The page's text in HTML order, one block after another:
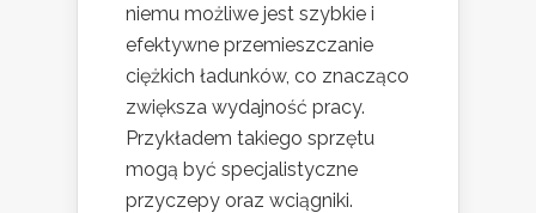
niemu możliwe jest szybkie i
efektywne przemieszczanie
ciężkich ładunków, co znacząco
zwiększa wydajność pracy.
Przykładem takiego sprzętu
mogą być specjalistyczne
przyczepy oraz wciągniki.